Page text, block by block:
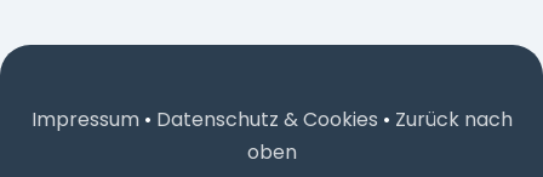
Impressum• Datenschutz & Cookies • Zurück nach
oben